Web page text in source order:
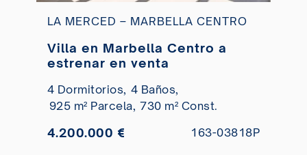
LA MERCED – MARBELLA CENTRO
Villa en Marbella Centro a
estrenar en venta
4 Dormitorios, 4 Baños,
925 m² Parcela, 730 m² Const.
4.200.000 € 163-03818P